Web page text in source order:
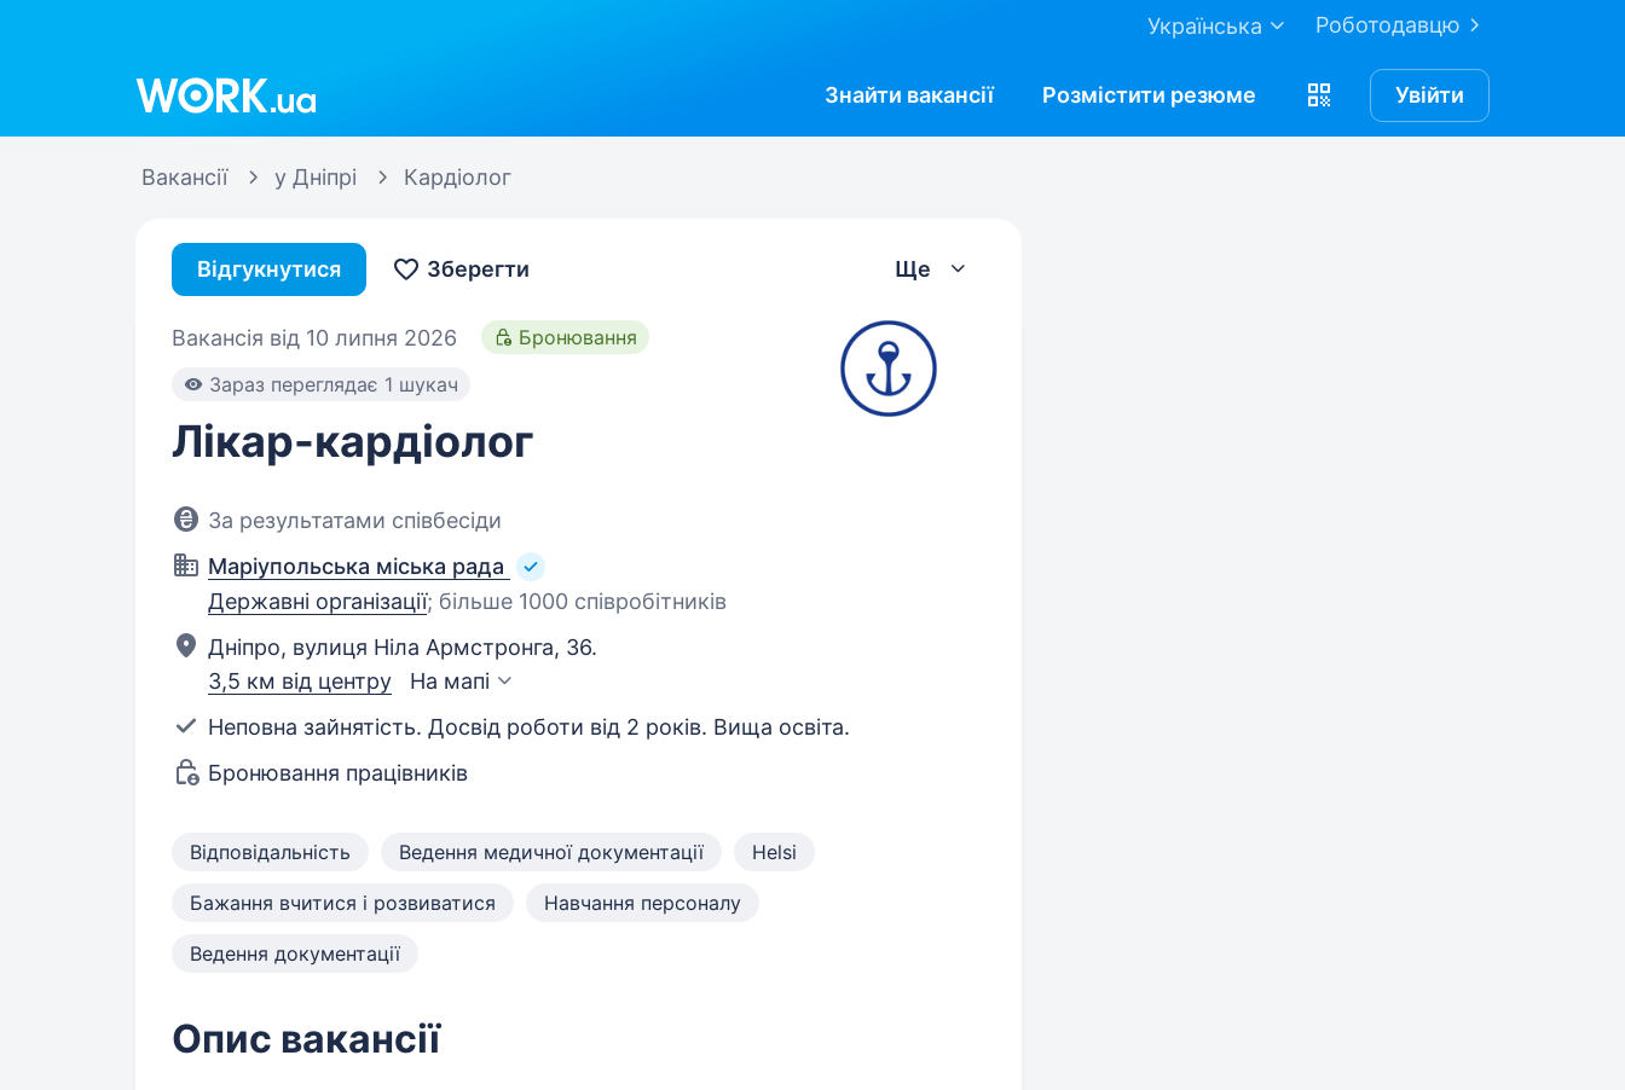
Роботодавцю
Українська
Знайти вакансії Розмістити резюме Увійти
Вакансії у Дніпрі Кардіолог
Відгукнутися Зберегти Ще
Вакансія від 10 липня 2026
Бронювання
Зараз переглядає 1 шукач
Лікар-кардіолог
За результатами співбесіди
Маріупольська міська рада
Державні організації; більше 1000 співробітників
Дніпро, вулиця Ніла Армстронга, 36.
3,5 км від центру
На мапі
Неповна зайнятість. Досвід роботи від 2 років. Вища освіта.
Бронювання працівників
Відповідальність Ведення медичної документації Helsi
Бажання вчитися і розвиватися Навчання персоналу
Ведення документації
Опис вакансії